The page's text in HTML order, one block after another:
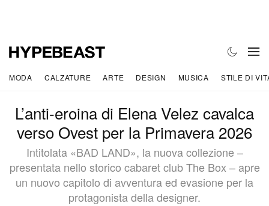
MODA CALZATURE ARTE DESIGN MUSICA STILE DI
L’anti-eroina di Elena Velez cavalca
verso Ovest per la Primavera 2026
Intitolata «BAD LAND», la nuova collezione –
presentata nello storico cabaret club The Box – apre
un nuovo capitolo di avventura ed evasione per la
protagonista della designer.